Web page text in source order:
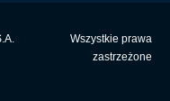
Wszystkie prawa
zastrzeżone